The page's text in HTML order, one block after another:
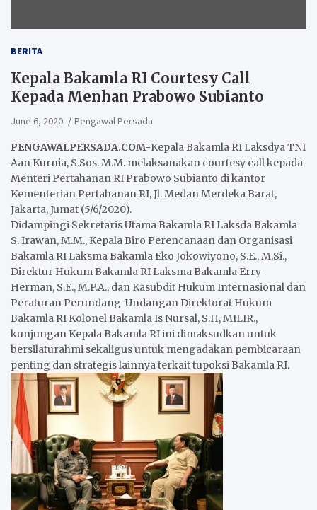
BERITA
Kepala Bakamla RI Courtesy Call
Kepada Menhan Prabowo Subianto
June 6, 2020 Pengawal Persada
PENGAWALPERSADA.COM-Kepala Bakamla RI Laksdya TNI
Aan Kurnia, S.Sos. M.M. melaksanakan courtesy call kepada
Menteri Pertahanan RI Prabowo Subianto di kantor
Kementerian Pertahanan RI, Jl. Medan Merdeka Barat,
Jakarta, Jumat (5/6/2020).
Didampingi Sekretaris Utama Bakamla RI Laksda Bakamla
S. Irawan, M.M., Kepala Biro Perencanaan dan Organisasi
Bakamla RI Laksma Bakamla Eko Jokowiyono, S.E., M.Si.,
Direktur Hukum Bakamla RI Laksma Bakamla Erry
Herman, S.E., M.P.A., dan Kasubdit Hukum Internasional dan
Peraturan Perundang-Undangan Direktorat Hukum
Bakamla RI Kolonel Bakamla Is Nursal, S.H, MILIR.,
kunjungan Kepala Bakamla RI ini dimaksudkan untuk
bersilaturahmi sekaligus untuk mengadakan pembicaraan
penting dan strategis lainnya terkait tupoksi Bakamla RI.